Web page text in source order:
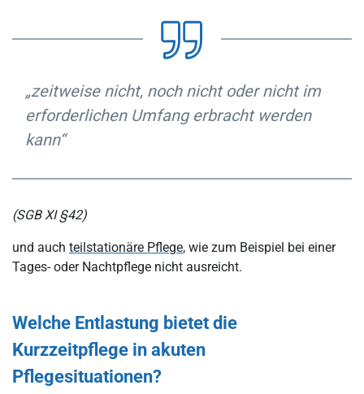
„zeitweise nicht, noch nicht oder nicht im
erforderlichen Umfang erbracht werden
kann“
(SGB XI §42)
und auch teilstationäre Pflege, wie zum Beispiel bei einer
Tages- oder Nachtpflege nicht ausreicht.
Welche Entlastung bietet die
Kurzzeitpflege in akuten
Pflegesituationen?